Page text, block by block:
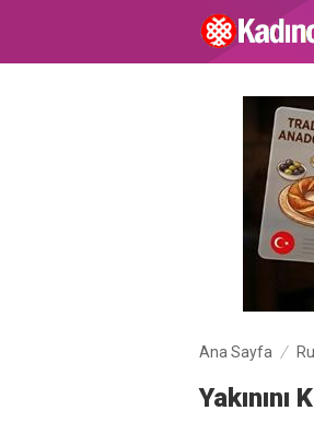
Ana Sayfa
Yakınını